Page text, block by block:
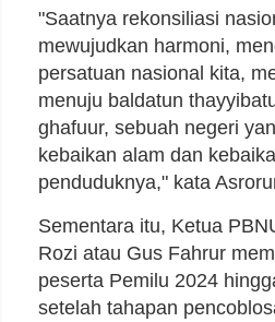
"Saatnya rekonsiliasi
mewujudkan harmoni,
persatuan nasional kita,
menuju baldatun
ghafuur, sebuah negeri
kebaikan alam dan
penduduknya," kata
Sementara itu, Ketua
Rozi atau Gus Fahrur
peserta Pemilu 2024
setelah tahapan